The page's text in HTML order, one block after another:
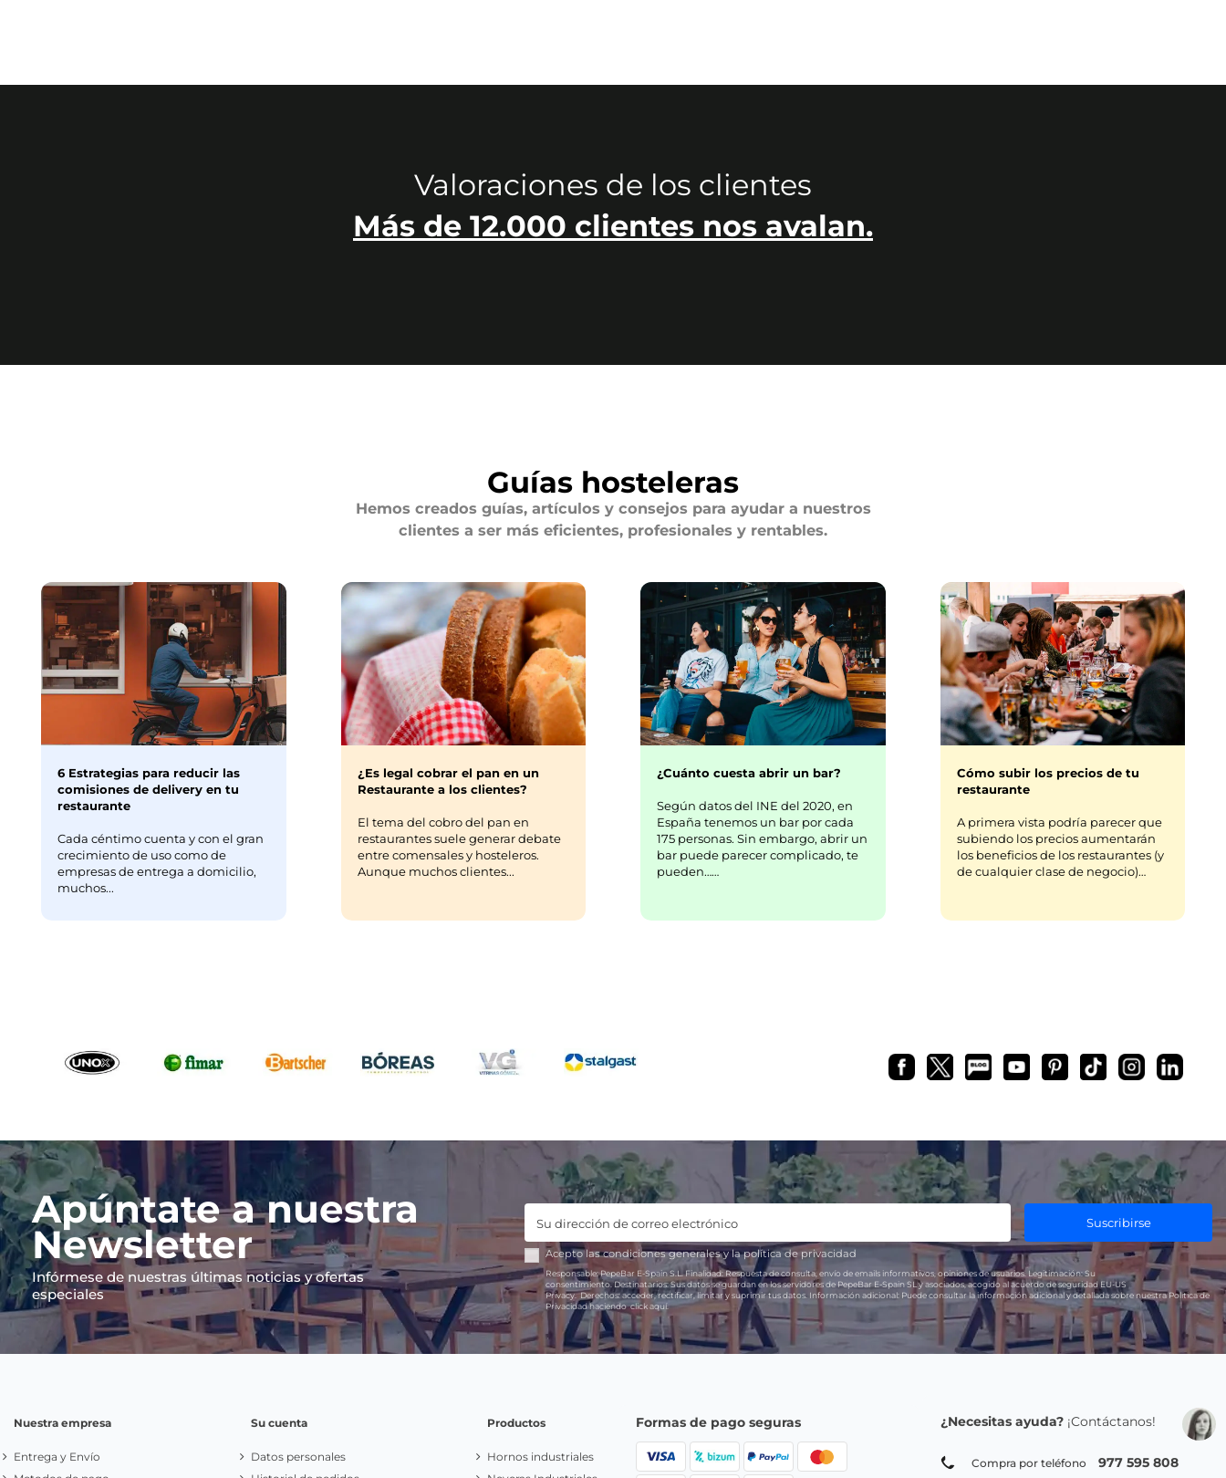
Valoraciones de los clientes
Más de 12.000 clientes nos avalan.
Guías hosteleras
Hemos creados guías, artículos y consejos para ayudar a nuestros
clientes a ser más eficientes, profesionales y rentables.
6 Estrategias para reducir las
comisiones de delivery en tu
restaurante
Cada céntimo cuenta y con el gran
crecimiento de uso como de
empresas de entrega a domicilio,
muchos...
¿Es legal cobrar el pan en un
Restaurante a los clientes?
El tema del cobro del pan en
restaurantes suele generar debate
entre comensales y hosteleros.
Aunque muchos clientes...
¿Cuánto cuesta abrir un bar?
Según datos del INE del 2020, en
España tenemos un bar por cada
175 personas. Sin embargo, abrir un
bar puede parecer complicado, te
pueden……
Cómo subir los precios de tu
restaurante
A primera vista podría parecer que
subiendo los precios aumentarán
los beneficios de los restaurantes (y
de cualquier clase de negocio)…
Apúntate a nuestra
Newsletter
Infórmese de nuestras últimas noticias y ofertas
especiales
Suscribirse
Acepto lascondiciones generalesy lapolítica de privacidad
Responsable:PepeBar E-Spain S.L.Finalidad:Respuesta de consulta, envío de emails informativos, opiniones de usuarios. Legitimación: Su
consentimiento.Destinatarios:Sus datos se guardan en los servidores de PepeBar E-Spain SL y asociados, acogido al acuerdo de seguridad EU-US
Privacy.Derechos:acceder, rectificar, limitar y suprimir tus datos. Información adicional:Puede consultar la información adicional y detallada sobre nuestra Política de
Privacidad haciendoclick aquí.
Nuestra empresa
Entrega y Envío
Su cuenta
Datos personales
Productos
Hornos industriales
Formas de pago seguras ¿Necesitas ayuda? ¡Contáctanos!
Compra por teléfono 977 595 808